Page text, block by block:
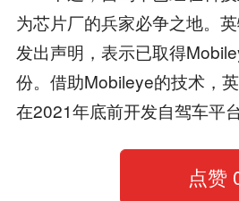
为芯片厂的兵家必争之地。
发出声明，表示已取得
份。借助Mobileye的技术，
在2021年底前开发自驾车平台
点赞